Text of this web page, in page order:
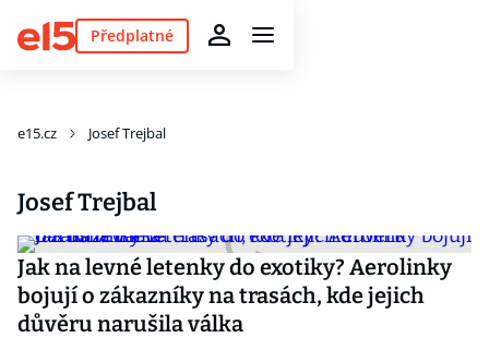
Předplatné
e15.cz Josef Trejbal
Josef Trejbal
Jak na levné letenky do exotiky? Aerolinky
bojují o zákazníky na trasách, kde jejich
důvěru narušila válka